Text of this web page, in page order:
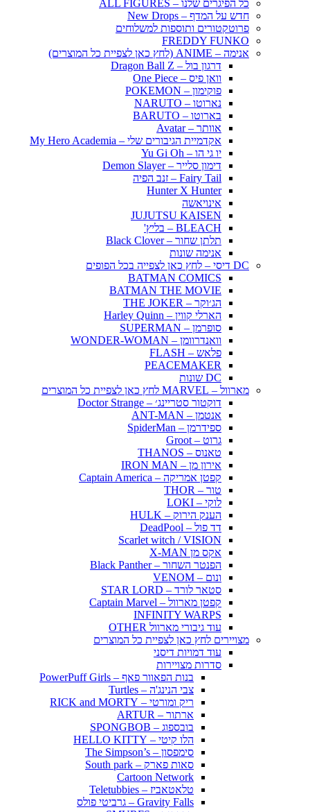
כל הפיגרים שלנו – ALL FIGURES
חדש על המדף – New Drops
פרוטקטורים ותוספות למשלוחים
FREDDY FUNKO
אנימה – ANIME (לחץ כאן לצפיית כל המוצרים)
דרגון בול – Dragon Ball Z
וואן פיס – One Piece
פוקימון – POKEMON
נארוטו – NARUTO
בארוטו – BARUTO
אוותר – Avatar
אקדמיית הגיבורים שלי – My Hero Academia
יו גי הו – Yu Gi Oh
דימון סלייר – Demon Slayer
Fairy Tail – זנב הפיה
Hunter X Hunter
אינויאשה
JUJUTSU KAISEN
BLEACH – בליץ'
תלתן שחור – Black Clover
אנימה שונות
DC דיסי – לחץ כאן לצפייה בכל הפופים
BATMAN COMICS
BATMAN THE MOVIE
הג׳וקר – THE JOKER
הארלי קווין – Harley Quinn
סופרמן – SUPERMAN
וואנדרוומן – WONDER-WOMAN
פלאש – FLASH
PEACEMAKER
DC שונות
מארוול – MARVEL לחץ כאן לצפיית כל המוצרים
דוקטור סטריינג׳ – Doctor Strange
אנטמן – ANT-MAN
ספידרמן – SpiderMan
גרוט – Groot
טאנוס – THANOS
אירון מן – IRON MAN
קפטן אמריקה – Captain America
טור – THOR
לוקי – LOKI
הענק הירוק – HULK
דד פול – DeadPool
Scarlet witch / VISION
אקס מן X-MAN
הפנטר השחור – Black Panther
ונום – VENOM
סטאר לורד – STAR LORD
קפטן מארוול – Captain Marvel
INFINITY WARPS
עוד גיבורי מארוול OTHER
מצויירים לחץ כאן לצפיית כל המוצרים
עוד דמויות דיסני
סדרות מצויירות
בנות הפאוור פאף – PowerPuff Girls
צבי הנינג'ה – Turtles
ריק ומורטי – RICK and MORTY
ארתור – ARTUR
בובספוג – SPONGBOB
הלו קיטי – HELLO KITTY
סימפסון – The Simpson’s
סאות פארק – South park
Cartoon Network
טלאטאביז – Teletubbies
Gravity Falls – גרביטי פולס